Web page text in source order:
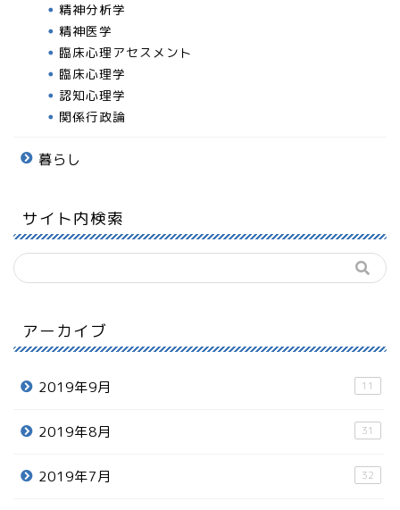
精神分析学
精神医学
臨床心理アセスメント
臨床心理学
認知心理学
関係行政論
暮らし
サイト内検索
アーカイブ
2019年9月 11
2019年8月 31
2019年7月 32